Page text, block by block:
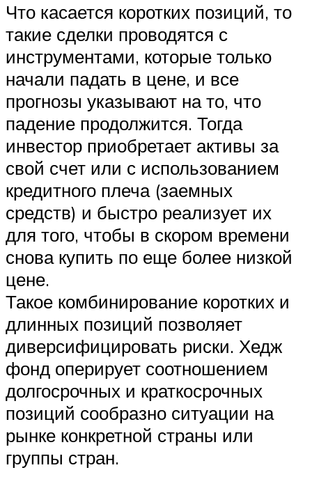
Что касается коротких позиций, то
такие сделки проводятся с
инструментами, которые только
начали падать в цене, и все
прогнозы указывают на то, что
падение продолжится. Тогда
инвестор приобретает активы за
свой счет или с использованием
кредитного плеча (заемных
средств) и быстро реализует их
для того, чтобы в скором времени
снова купить по еще более низкой
цене.
Такое комбинирование коротких и
длинных позиций позволяет
диверсифицировать риски. Хедж
фонд оперирует соотношением
долгосрочных и краткосрочных
позиций сообразно ситуации на
рынке конкретной страны или
группы стран.